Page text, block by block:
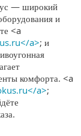
— широкий
и
<a
a>; и
комфорта. <a
a>;